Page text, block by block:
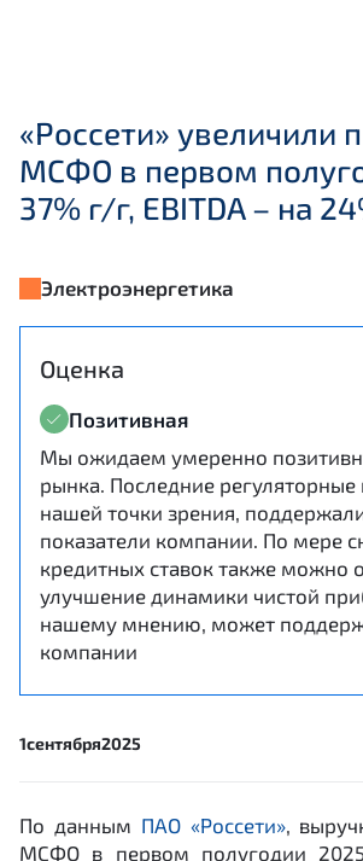
«Россети» увеличили
МСФО в первом
37% г/г, EBITDA – на
Электроэнергетика
Оценка
Позитивная
Мы ожидаем умеренно
рынка. Последние регуляторные
нашей точки зрения,
показатели компании. По мере
кредитных ставок также можно
улучшение динамики чистой
нашему мнению, может
компании
1сентября2025
По данным ПАО «Россети»,
МСФО в первом полугодии